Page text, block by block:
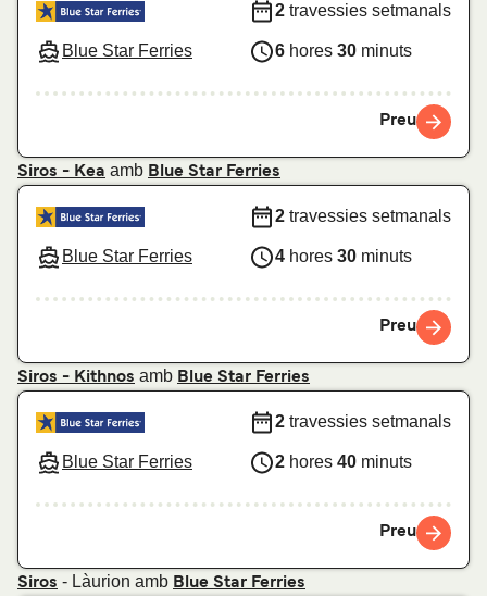
Blue Star Ferries
2 travessies setmanals
6 hores 30 minuts
Preu
Siros - Kea amb Blue Star Ferries
Blue Star Ferries
2 travessies setmanals
4 hores 30 minuts
Preu
Siros - Kithnos amb Blue Star Ferries
Blue Star Ferries
2 travessies setmanals
2 hores 40 minuts
Preu
Siros - Làurion amb Blue Star Ferries